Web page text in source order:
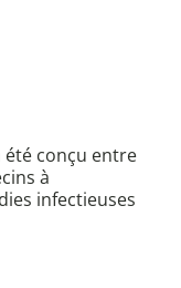
été conçu entre
à
infectieuses